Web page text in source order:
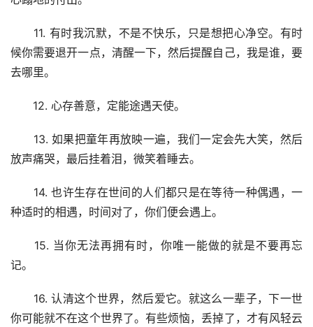
11. 有时我沉默，不是不快乐，只是想把心净空。有时
候你需要退开一点，清醒一下，然后提醒自己，我是谁，要
去哪里。
12. 心存善意，定能途遇天使。
13. 如果把童年再放映一遍，我们一定会先大笑，然后
放声痛哭，最后挂着泪，微笑着睡去。
14. 也许生存在世间的人们都只是在等待一种偶遇，一
种适时的相遇，时间对了，你们便会遇上。
15. 当你无法再拥有时，你唯一能做的就是不要再忘
记。
16. 认清这个世界，然后爱它。就这么一辈子，下一世
你可能就不在这个世界了。有些烦恼，丢掉了，才有风轻云